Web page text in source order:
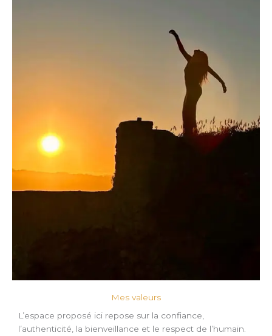
Mes valeurs
L’espace proposé ici repose sur la confiance,
l’authenticité, la bienveillance et le respect de l’humain.